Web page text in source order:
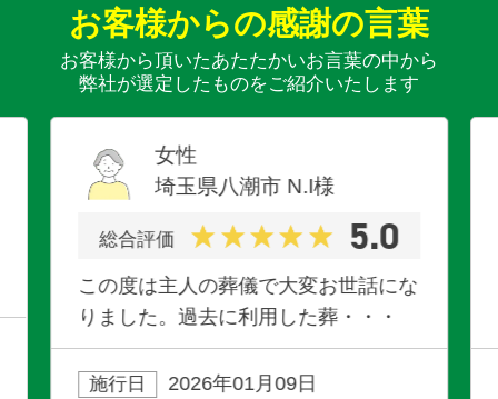
お客様からの感謝の言葉
お客様から頂いたあたたかいお言葉の中から
弊社が選定したものをご紹介いたします
女性
埼玉県八潮市 N.I様
総合評価 5.0
この度は主人の葬儀で大変お世話にな
りました。過去に利用した葬・・・
施行日 2026年01月09日